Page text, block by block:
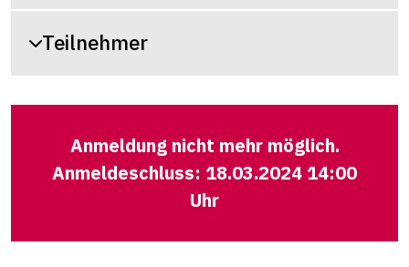
Teilnehmer
Anmeldung nicht mehr möglich.
Anmeldeschluss: 18.03.2024 14:00
Uhr